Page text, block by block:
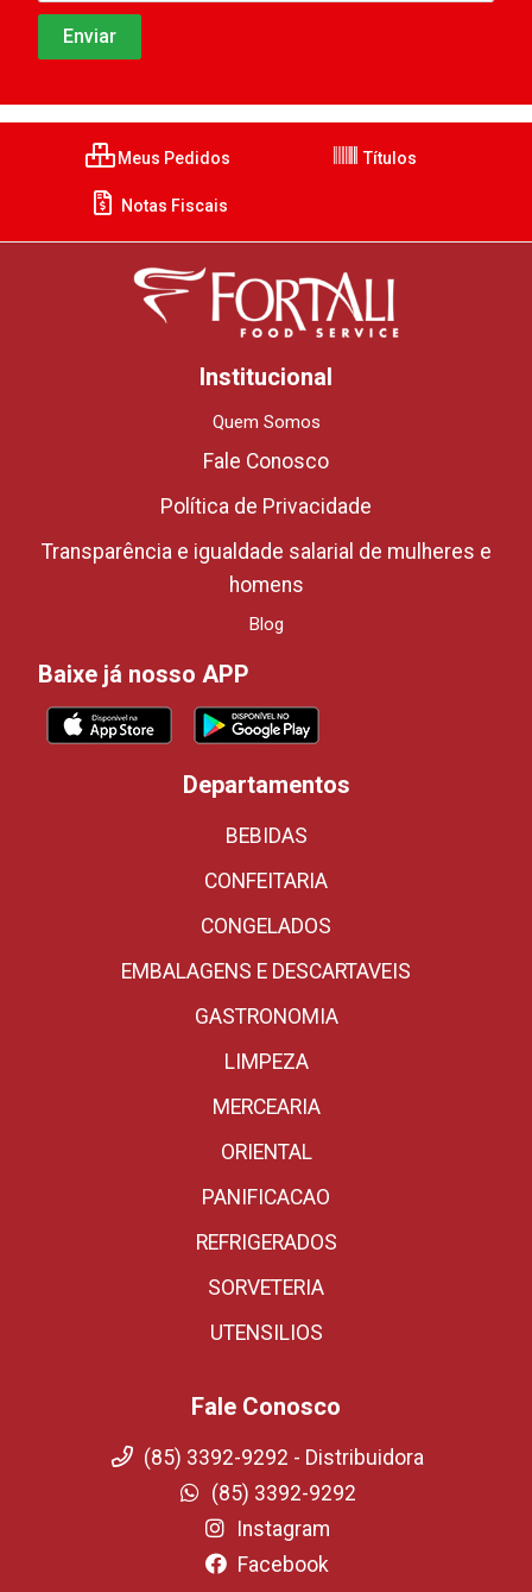
Meus Pedidos Títulos
Notas Fiscais
Institucional
Quem Somos
Fale Conosco
Política de Privacidade
Transparência e igualdade salarial de mulheres e
homens
Blog
Baixe já nosso APP
Departamentos
BEBIDAS
CONFEITARIA
CONGELADOS
EMBALAGENS E DESCARTAVEIS
GASTRONOMIA
LIMPEZA
MERCEARIA
ORIENTAL
PANIFICACAO
REFRIGERADOS
SORVETERIA
UTENSILIOS
Fale Conosco
(85) 3392-9292 - Distribuidora
(85) 3392-9292
Instagram
Facebook